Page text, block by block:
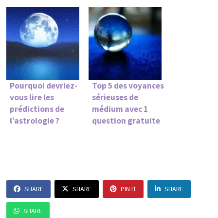
Pourquoi devriez-
vous lire les
prédictions de
l’astrologie ?
Top 5 des voyances
sérieuses de
médium avec 1
question gratuite
SHARE SHARE PIN IT SHARE
SHARE